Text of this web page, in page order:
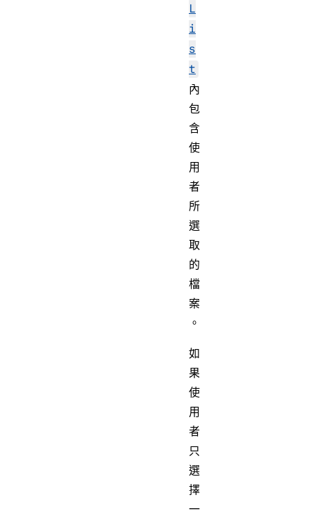
L
i
s
t
內
包
含
使
用
者
所
選
取
的
檔
案
。
如
果
使
用
者
只
選
擇
一